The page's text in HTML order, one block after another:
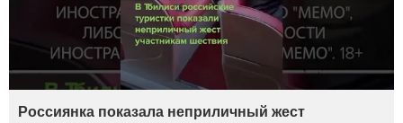
Россиянка показала неприличный жест